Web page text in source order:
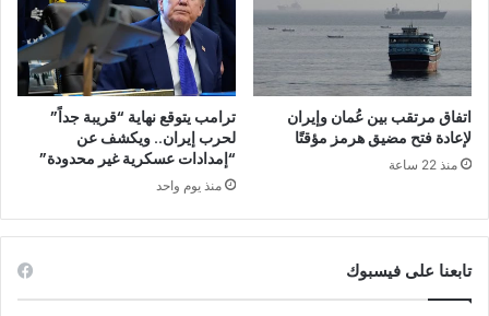
س
ا
ل
ذ
ك
ا
ا
ل
ل
م
ش
ا
ر
ه
ف
اتفاق مرتقب بين عُمان وإيران
لإعادة فتح مضيق هرمز مؤقتًا
منذ 22 ساعة
ترامب يتوقع نهاية “قريبة جداً”
لحرب إيران.. ويكشف عن
“إمدادات عسكرية غير محدودة”
منذ يوم واحد
تابعنا على فيسبوك